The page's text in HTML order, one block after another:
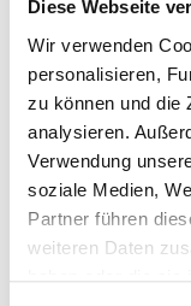
Diese Webseite
Wir verwenden
personalisieren,
zu können und die
analysieren.
Verwendung
soziale Medien,
Partner führen
weiteren Daten
haben oder die sie
Ob
optisches
Proton hat
Hover